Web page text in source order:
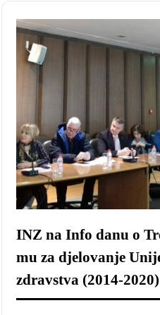
INZ na Info danu o
mu za djelovanje
zdravstva (2014-2020)